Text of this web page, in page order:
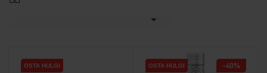

OSTA HULGI
OSTA HULGI OSTA HULGI
OSTA HULGI
OSTA HULGI −40%